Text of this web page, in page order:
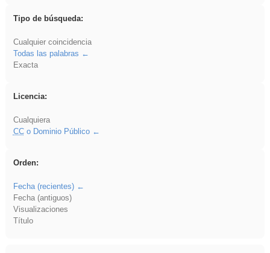
Tipo de búsqueda:
Cualquier coincidencia
Todas las palabras
Exacta
Licencia:
Cualquiera
CCo Dominio Público
Orden:
Fecha (recientes)
Fecha (antiguos)
Visualizaciones
Título